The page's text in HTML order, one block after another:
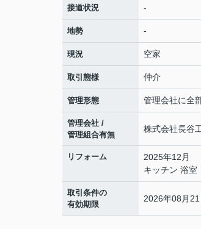
接道状況 -
地勢 -
現況 空家
取引態様 仲介
管理形態 管理会社に全
管理会社 /
管理組合有無
株式会社長谷
リフォーム
2025年12月
キッチン 浴室
取引条件の
有効期限
2026年08月21